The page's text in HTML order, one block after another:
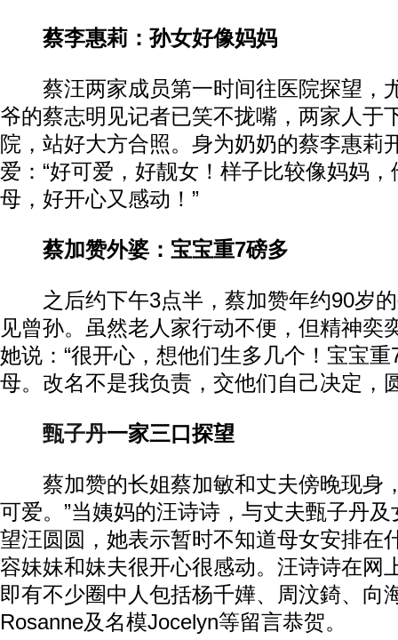
蔡李惠莉：孙女好像妈妈
蔡汪两家成员第一时间往医院探望，
爷的蔡志明见记者已笑不拢嘴，两家人于
院，站好大方合照。身为奶奶的蔡李惠莉
爱：“好可爱，好靓女！样子比较像妈妈
母，好开心又感动！”
蔡加赞外婆：宝宝重7磅多
之后约下午3点半，蔡加赞年约90岁的
见曾孙。虽然老人家行动不便，但精神奕
她说：“很开心，想他们生多几个！宝宝
母。改名不是我负责，交他们自己决定，
甄子丹一家三口探望
蔡加赞的长姐蔡加敏和丈夫傍晚现身
可爱。”当姨妈的汪诗诗，与丈夫甄子丹
望汪圆圆，她表示暂时不知道母女安排在
容妹妹和妹夫很开心很感动。汪诗诗在网
即有不少圈中人包括杨千嬅、周汶錡、向
Rosanne及名模Jocelyn等留言恭贺。